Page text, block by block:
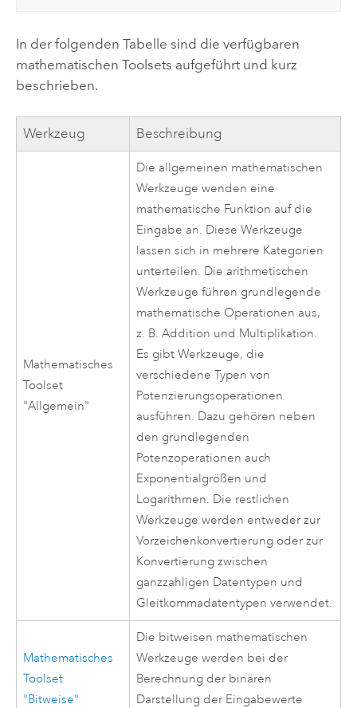
In der folgenden Tabelle sind die verfügbaren
mathematischen Toolsets aufgeführt und kurz
beschrieben.
Werkzeug Beschreibung
Mathematisches
Toolset
"Allgemein"
Die allgemeinen mathematischen
Werkzeuge wenden eine
mathematische Funktion auf die
Eingabe an. Diese Werkzeuge
lassen sich in mehrere Kategorien
unterteilen. Die arithmetischen
Werkzeuge führen grundlegende
mathematische Operationen aus,
z. B. Addition und Multiplikation.
Es gibt Werkzeuge, die
verschiedene Typen von
Potenzierungsoperationen
ausführen. Dazu gehören neben
den grundlegenden
Potenzoperationen auch
Exponentialgrößen und
Logarithmen. Die restlichen
Werkzeuge werden entweder zur
Vorzeichenkonvertierung oder zur
Konvertierung zwischen
ganzzahligen Datentypen und
Gleitkommadatentypen verwendet.
Mathematisches
Toolset
"Bitweise"
Die bitweisen mathematischen
Werkzeuge werden bei der
Berechnung der binären
Darstellung der Eingabewerte